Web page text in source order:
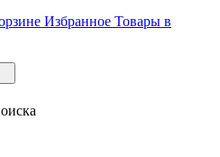
Избранное Товары в